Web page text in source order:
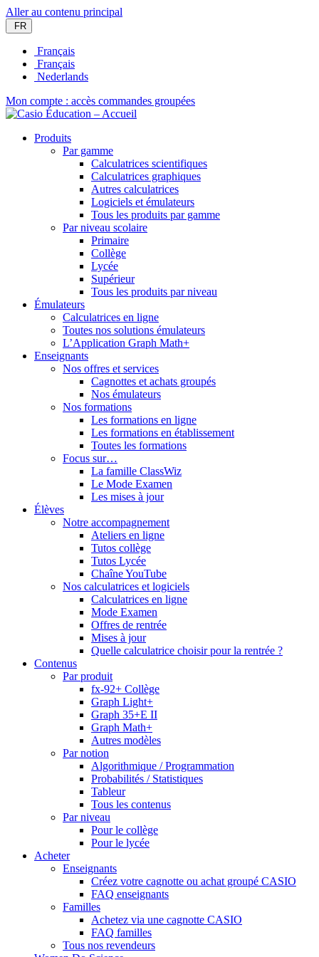
Aller au contenu principal
FR
Français
Français
Nederlands
Mon compte : accès commandes groupées
Produits
Par gamme
Calculatrices scientifiques
Calculatrices graphiques
Autres calculatrices
Logiciels et émulateurs
Tous les produits par gamme
Par niveau scolaire
Primaire
Collège
Lycée
Supérieur
Tous les produits par niveau
Émulateurs
Calculatrices en ligne
Toutes nos solutions émulateurs
L’Application Graph Math+
Enseignants
Nos offres et services
Cagnottes et achats groupés
Nos émulateurs
Nos formations
Les formations en ligne
Les formations en établissement
Toutes les formations
Focus sur…
La famille ClassWiz
Le Mode Examen
Les mises à jour
Élèves
Notre accompagnement
Ateliers en ligne
Tutos collège
Tutos Lycée
Chaîne YouTube
Nos calculatrices et logiciels
Calculatrices en ligne
Mode Examen
Offres de rentrée
Mises à jour
Quelle calculatrice choisir pour la rentrée ?
Contenus
Par produit
fx-92+ Collège
Graph Light+
Graph 35+E II
Graph Math+
Autres modèles
Par notion
Algorithmique / Programmation
Probabilités / Statistiques
Tableur
Tous les contenus
Par niveau
Pour le collège
Pour le lycée
Acheter
Enseignants
Créez votre cagnotte ou achat groupé CASIO
FAQ enseignants
Familles
Achetez via une cagnotte CASIO
FAQ familles
Tous nos revendeurs